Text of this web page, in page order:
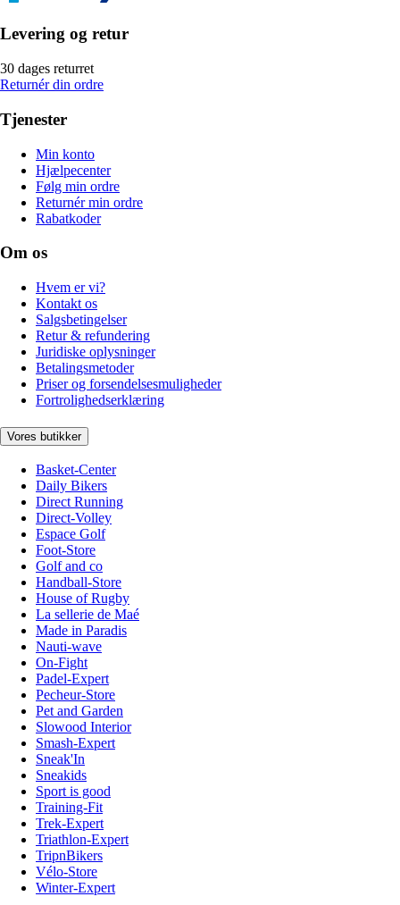
Levering og retur
30 dages returret
Returnér din ordre
Tjenester
Min konto
Hjælpecenter
Følg min ordre
Returnér min ordre
Rabatkoder
Om os
Hvem er vi?
Kontakt os
Salgsbetingelser
Retur & refundering
Juridiske oplysninger
Betalingsmetoder
Priser og forsendelsesmuligheder
Fortrolighedserklæring
Vores butikker
Basket-Center
Daily Bikers
Direct Running
Direct-Volley
Espace Golf
Foot-Store
Golf and co
Handball-Store
House of Rugby
La sellerie de Maé
Made in Paradis
Nauti-wave
On-Fight
Padel-Expert
Pecheur-Store
Pet and Garden
Slowood Interior
Smash-Expert
Sneak'In
Sneakids
Sport is good
Training-Fit
Trek-Expert
Triathlon-Expert
TripnBikers
Vélo-Store
Winter-Expert